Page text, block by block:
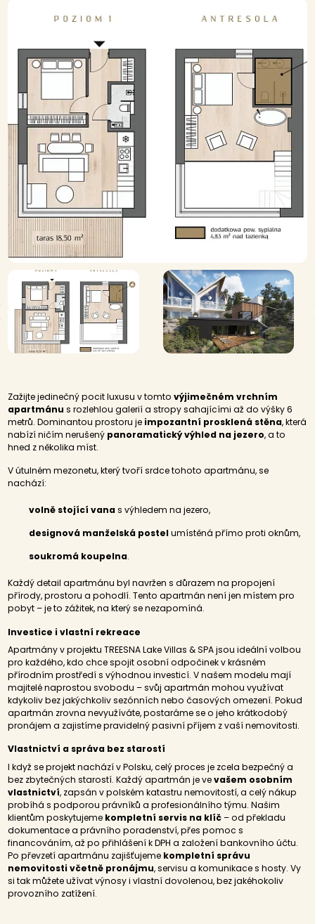
Zažijte jedinečný pocit luxusu v tomtovýjimečném vrchním
apartmánu s rozlehlou galerií a stropy sahajícími až do výšky 6
metrů. Dominantou prostoru je impozantní prosklená stěna, která
nabízí ničím nerušený panoramatický výhled na jezero, a to
hned z několika míst.
V útulném mezonetu, který tvoří srdce tohoto apartmánu, se
nachází:
volně stojící vanas výhledem na jezero,
designová manželská postelumístěná přímo proti oknům,
soukromá koupelna.
Každý detail apartmánu byl navržen s důrazem na propojení
přírody, prostoru a pohodlí. Tento apartmán není jen místem pro
pobyt – je to zážitek, na který se nezapomíná.
Investice i vlastní rekreace
Apartmány v projektu TREESNA Lake Villas & SPA jsou ideální volbou
pro každého, kdo chce spojit osobní odpočinek v krásném
přírodním prostředí s výhodnou investicí. V našem modelu mají
majitelé naprostou svobodu – svůj apartmán mohou využívat
kdykoliv bez jakýchkoliv sezónních nebo časových omezení. Pokud
apartmán zrovna nevyužíváte, postaráme se o jeho krátkodobý
pronájem a zajistíme pravidelný pasivní příjem z vaší nemovitosti.
Vlastnictví a správa bez starostí
I když se projekt nachází v Polsku, celý proces je zcela bezpečný a
bez zbytečných starostí. Každý apartmán je vevašem osobním
vlastnictví, zapsán v polském katastru nemovitostí, a celý nákup
probíhá s podporou právníků a profesionálního týmu. Našim
klientům poskytujeme kompletní servis na klíč – od překladu
dokumentace a právního poradenství, přes pomoc s
financováním, až po přihlášení k DPH a založení bankovního účtu.
Po převzetí apartmánu zajišťujeme kompletní správu
nemovitosti včetně pronájmu, servisu a komunikace s hosty. Vy
si tak můžete užívat výnosy i vlastní dovolenou, bez jakéhokoliv
provozního zatížení.